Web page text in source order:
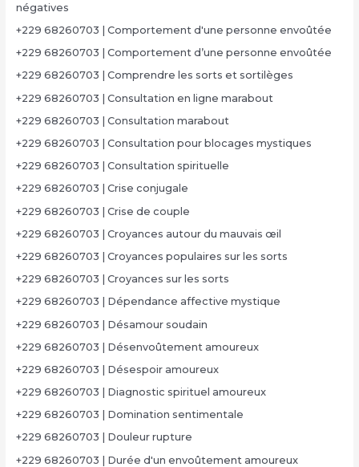
négatives
+229 68260703 | Comportement d'une personne envoûtée
+229 68260703 | Comportement d’une personne envoûtée
+229 68260703 | Comprendre les sorts et sortilèges
+229 68260703 | Consultation en ligne marabout
+229 68260703 | Consultation marabout
+229 68260703 | Consultation pour blocages mystiques
+229 68260703 | Consultation spirituelle
+229 68260703 | Crise conjugale
+229 68260703 | Crise de couple
+229 68260703 | Croyances autour du mauvais œil
+229 68260703 | Croyances populaires sur les sorts
+229 68260703 | Croyances sur les sorts
+229 68260703 | Dépendance affective mystique
+229 68260703 | Désamour soudain
+229 68260703 | Désenvoûtement amoureux
+229 68260703 | Désespoir amoureux
+229 68260703 | Diagnostic spirituel amoureux
+229 68260703 | Domination sentimentale
+229 68260703 | Douleur rupture
+229 68260703 | Durée d'un envoûtement amoureux